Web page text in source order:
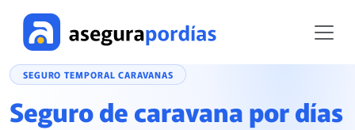
SEGURO TEMPORAL CARAVANAS
Seguro de caravana por días